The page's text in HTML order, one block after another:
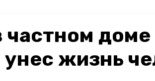
доме
унес жизнь